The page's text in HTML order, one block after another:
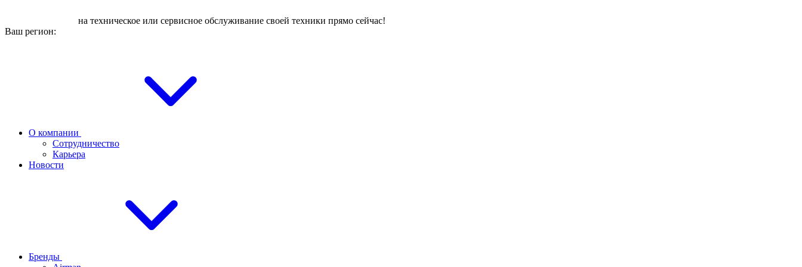
на техническое или сервисное обслуживание своей техники прямо сейчас!
Ваш регион:
О компании
Сотрудничество
Карьера
Новости
Бренды